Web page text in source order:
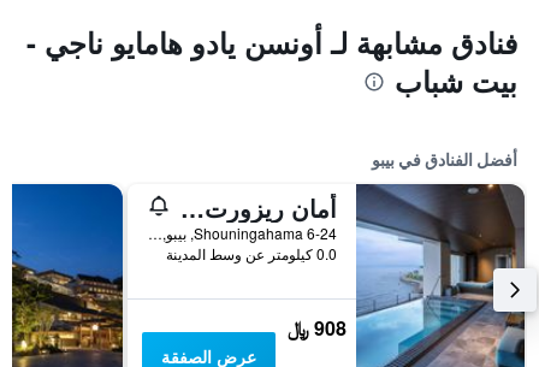
فنادق مشابهة لـ أونسن يادو هامايو ناجي -
بيت شباب
أفضل الفنادق في بيبو
أمان ريزورت سيكاي
6-24 Shouningahama, بيبو, اليابان
0.0 كيلومتر عن وسط المدينة
908 ﷼
عرض الصفقة